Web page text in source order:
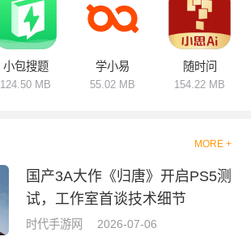
解答，专项款侧重理科难题、外
语翻译、作文指导等方向。题库
持续更新，贴合教材与考试大
纲，识别准确率高。支持离线使
用、学习记录保存，适配日常写
作业、考前刷题等场景。按需选
用工具，快速解答疑难题目，查
小包搜题
124.50 MB
学小易
55.02 MB
随时问
154.22 MB
MORE +
国产3A大作《归唐》开启PS5测
试，工作室首谈技术细节
时代手游网 2026-07-06